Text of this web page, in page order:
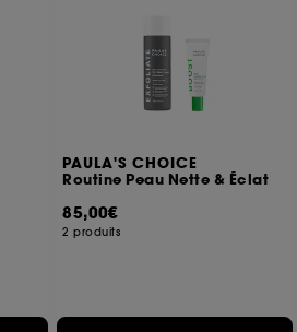
PAULA'S CHOICE
Routine Peau Nette & Éclat
85,00€
2 produits